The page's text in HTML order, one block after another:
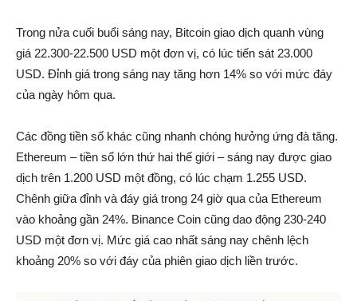
Trong nửa cuối buổi sáng nay, Bitcoin giao dịch quanh vùng
giá 22.300-22.500 USD một đơn vị, có lúc tiến sát 23.000
USD. Đỉnh giá trong sáng nay tăng hơn 14% so với mức đáy
của ngày hôm qua.
Các đồng tiền số khác cũng nhanh chóng hưởng ứng đà tăng.
Ethereum – tiền số lớn thứ hai thế giới – sáng nay được giao
dịch trên 1.200 USD một đồng, có lúc chạm 1.255 USD.
Chênh giữa đỉnh và đáy giá trong 24 giờ qua của Ethereum
vào khoảng gần 24%. Binance Coin cũng dao động 230-240
USD một đơn vị. Mức giá cao nhất sáng nay chênh lệch
khoảng 20% so với đáy của phiên giao dịch liền trước.